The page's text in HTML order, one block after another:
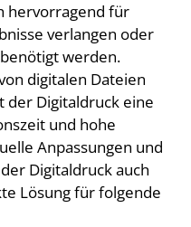
hervorragend für
verlangen oder
werden.
digitalen Dateien
der Digitaldruck eine
und hohe
Anpassungen und
Digitaldruck auch
Lösung für folgende